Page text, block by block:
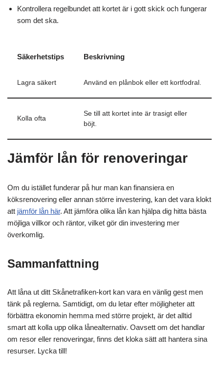
Kontrollera regelbundet att kortet är i gott skick och fungerar
som det ska.
Säkerhetstips Beskrivning
Lagra säkert Använd en plånbok eller ett kortfodral.
Kolla ofta
Se till att kortet inte är trasigt eller
böjt.
Jämför lån för renoveringar
Om du istället funderar på hur man kan finansiera en
köksrenovering eller annan större investering, kan det vara klokt
att jämför lån här. Att jämföra olika lån kan hjälpa dig hitta bästa
möjliga villkor och räntor, vilket gör din investering mer
överkomlig.
Sammanfattning
Att låna ut ditt Skånetrafiken-kort kan vara en vänlig gest men
tänk på reglerna. Samtidigt, om du letar efter möjligheter att
förbättra ekonomin hemma med större projekt, är det alltid
smart att kolla upp olika lånealternativ. Oavsett om det handlar
om resor eller renoveringar, finns det kloka sätt att hantera sina
resurser. Lycka till!